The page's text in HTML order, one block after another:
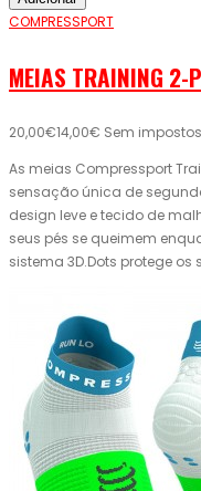
COMPRESSPORT
MEIAS TRAINING 2-
20,00€14,00€ Sem
As meias Compressport
sensação única de
design leve e tecido de
seus pés se queimem
sistema 3D.Dots protege